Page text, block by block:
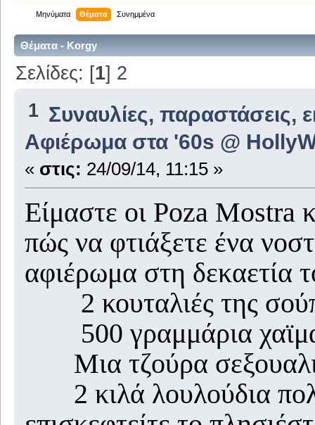
Μηνύματα Θέματα Συνημμένα
Θέματα - Korgy
Σελίδες: [1] 2
1 Συναυλίες, παραστάσεις,
Αφιέρωμα στα '60s @
« στις: 24/09/14, 11:15 »
Είμαστε οι Poza Mostra
πώς να φτιάξετε ένα
αφιέρωμα στη δεκαετία
2 κουταλιές της
500 γραμμάρια
Μια τζούρα
2 κιλά λουλούδια